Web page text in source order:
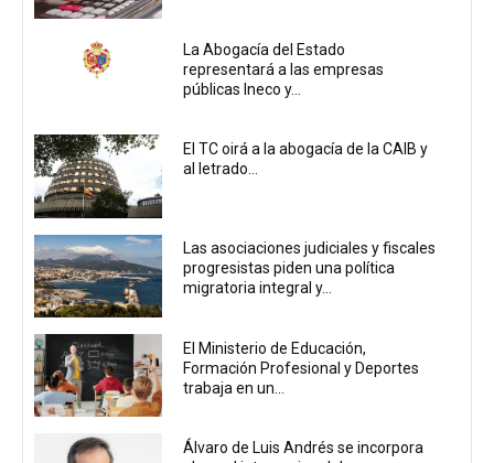
La Abogacía del Estado
representará a las empresas
públicas Ineco y...
El TC oirá a la abogacía de la CAIB y
al letrado...
Las asociaciones judiciales y fiscales
progresistas piden una política
migratoria integral y...
El Ministerio de Educación,
Formación Profesional y Deportes
trabaja en un...
Álvaro de Luis Andrés se incorpora